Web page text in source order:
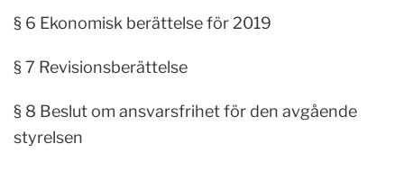
§ 6 Ekonomisk berättelse för 2019
§ 7 Revisionsberättelse
§ 8 Beslut om ansvarsfrihet för den avgående
styrelsen